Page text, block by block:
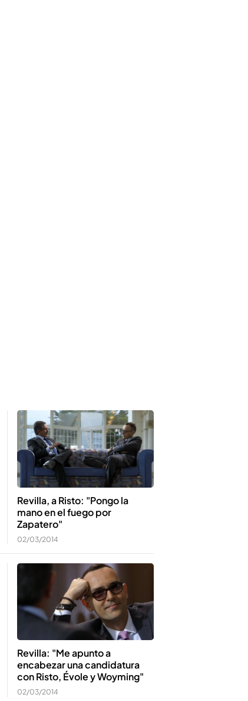
Revilla, a Risto: "Pongo la
mano en el fuego por
Zapatero"
02/03/2014
Revilla: "Me apunto a
encabezar una candidatura
con Risto, Évole y Woyming"
02/03/2014